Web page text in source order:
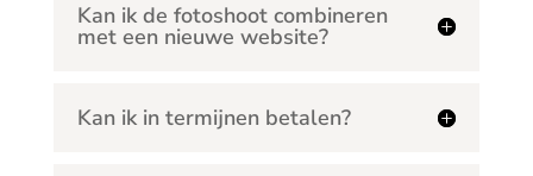
Kan ik de fotoshoot combineren
met een nieuwe website?
Kan ik in termijnen betalen?